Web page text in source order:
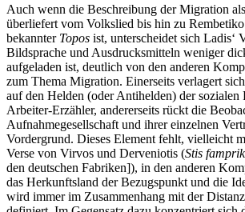
Auch wenn die Beschreibung der Migration
überliefert vom Volkslied bis hin zu
bekannter Topos ist, unterscheidet sich Ladis‘
Bildsprache und Ausdrucksmitteln weniger
aufgeladen ist, deutlich von den anderen
zum Thema Migration. Einerseits verlagert
auf den Helden (oder Antihelden) der sozialen
Arbeiter-Erzähler, andererseits rückt die
Aufnahmegesellschaft und ihrer einzelnen
Vordergrund. Dieses Element fehlt, vielleicht
Verse von Virvos und Derveniotis (Stis
den deutschen Fabriken]), in den anderen
das Herkunftsland der Bezugspunkt und die
wird immer im Zusammenhang mit der